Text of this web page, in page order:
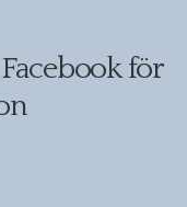
för